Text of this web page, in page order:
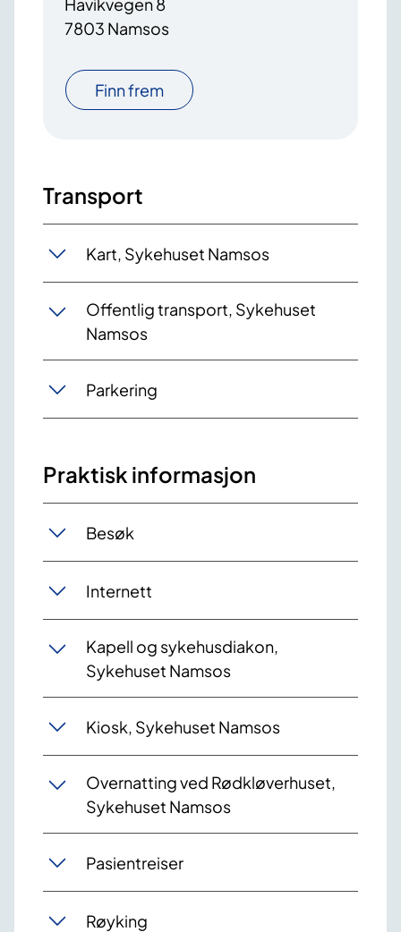
7803 Namsos
Finn frem
Transport
Kart, Sykehuset Namsos
Offentlig transport, Sykehuset
Namsos
Parkering
Praktisk informasjon
Besøk
Internett
Kapell og sykehusdiakon,
Sykehuset Namsos
Kiosk, Sykehuset Namsos
Overnatting ved Rødkløverhuset,
Sykehuset Namsos
Pasientreiser
Røyking